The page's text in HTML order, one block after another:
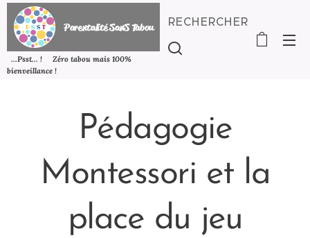
Parentalité SanSTabou
...Psst... ! Zéro tabou mais 100%
bienveillance !
RECHERCHER
Pédagogie
Montessori et la
place du jeu